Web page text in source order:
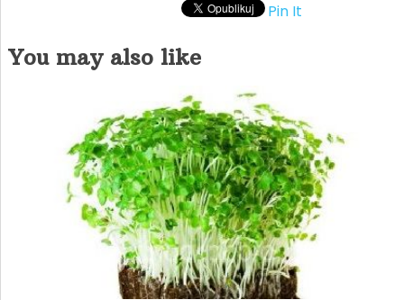
Pin It
You may also like